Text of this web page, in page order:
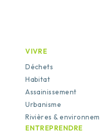
VIVRE
Déchets
Habitat
Assainissement
Urbanisme
Rivières &
ENTREPRENDRE